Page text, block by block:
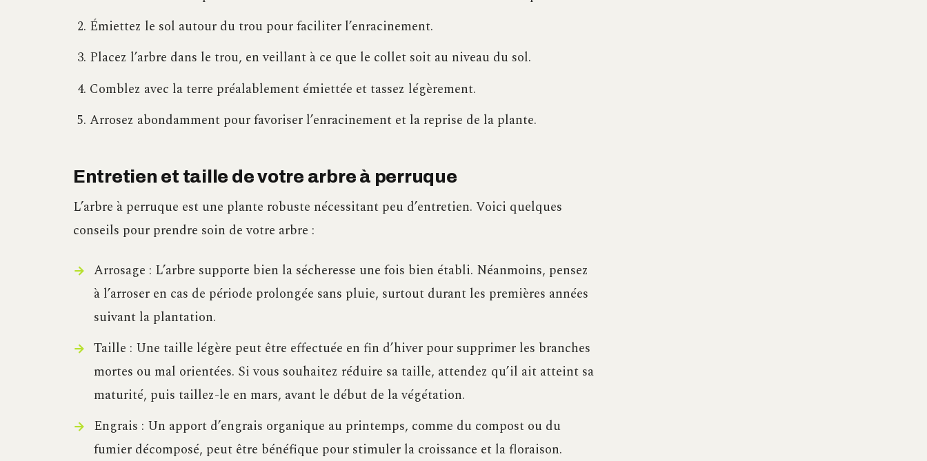
Émiettez le sol autour du trou pour faciliter l’enracinement.
Placez l’arbre dans le trou, en veillant à ce que le collet soit au niveau du sol.
Comblez avec la terre préalablement émiettée et tassez légèrement.
Arrosez abondamment pour favoriser l’enracinement et la reprise de la plante.
Entretien et taille de votre arbre à perruque
L’arbre à perruque est une plante robuste nécessitant peu d’entretien. Voici quelques
conseils pour prendre soin de votre arbre :
Arrosage : L’arbre supporte bien la sécheresse une fois bien établi. Néanmoins, pensez
à l’arroser en cas de période prolongée sans pluie, surtout durant les premières années
suivant la plantation.
Taille : Une taille légère peut être effectuée en fin d’hiver pour supprimer les branches
mortes ou mal orientées. Si vous souhaitez réduire sa taille, attendez qu’il ait atteint sa
maturité, puis taillez-le en mars, avant le début de la végétation.
Engrais : Un apport d’engrais organique au printemps, comme du compost ou du
fumier décomposé, peut être bénéfique pour stimuler la croissance et la floraison.